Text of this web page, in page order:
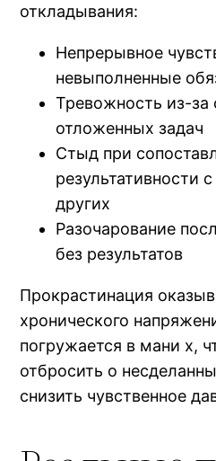
откладывания:
Непрерывное
невыполненные
Тревожность из-за
отложенных задач
Стыд при
результативности
других
Разочарование
без результатов
Прокрастинация
хронического
погружается в мани х,
отбросить о
снизить чувственное